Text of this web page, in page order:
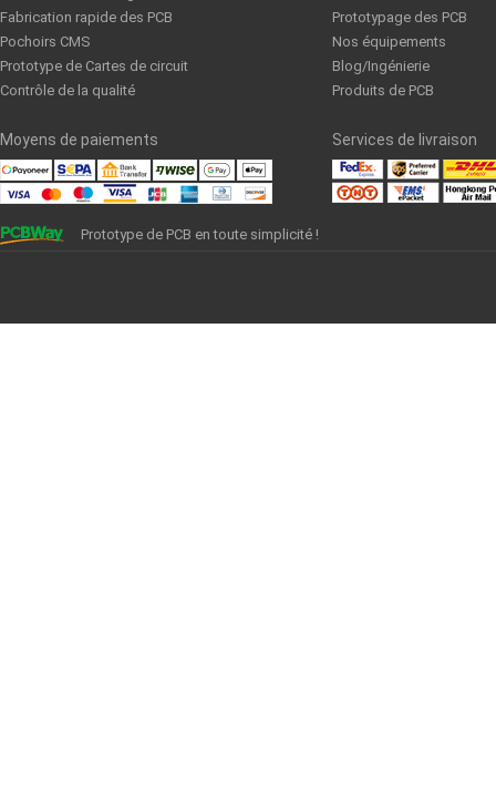
Fabrication rapide des PCB
Pochoirs CMS
Prototype de Cartes de circuit
Contrôle de la qualité
Prototypage des PCB
Nos équipements
Blog/Ingénierie
Produits de PCB
Moyens de paiements Services de livraison
Prototype de PCB en toute simplicité !